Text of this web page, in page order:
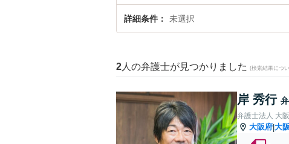
詳細条件 未選択
2 人の弁護士が見つかりました (検索結果につ
岸 秀行
弁護士法人 大
大阪府|大